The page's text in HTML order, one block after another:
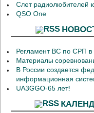
Слет радиолюбителей
QSO One
Регламент ВС по СРП в
Материалы
В России создается
информационная
UA3GGO-65 лет!